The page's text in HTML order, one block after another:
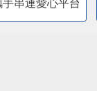
手串連愛心平台